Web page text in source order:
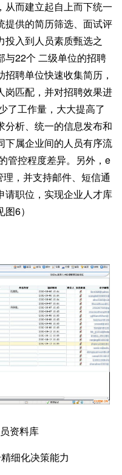
从而建立起自上而下统一
提供的简历筛选、面试评
投入到人员素质甄选之
与22个 二级单位的招聘
聘单位快速收集简历，
岗匹配，并对招聘效果进
了工作量，大大提高了
分析、统一的信息发布和
下属企业间的人员有序流
管控程度差异。另外，e
，并支持邮件、短信通
请职位，实现企业人才库
6）
资料库
细化决策能力